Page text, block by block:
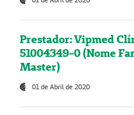
Prestador: Vipmed
51004349-0 (Nome
Master)
01 de Abril de 2020